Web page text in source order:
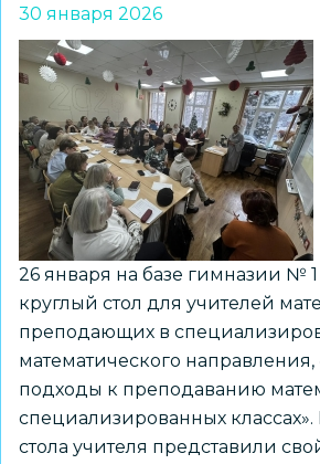
в
новосибирской
гимназии
№
10
30 января 2026
26 января на базе гимназии № 1
круглый стол для учителей
преподающих в
математического
подходы к преподаванию
специализированных классах».
стола учителя представили